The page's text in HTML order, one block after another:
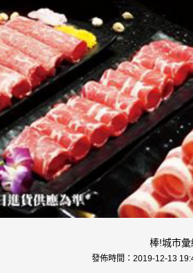
棒!城市彙
發佈時間： 2019-12-13